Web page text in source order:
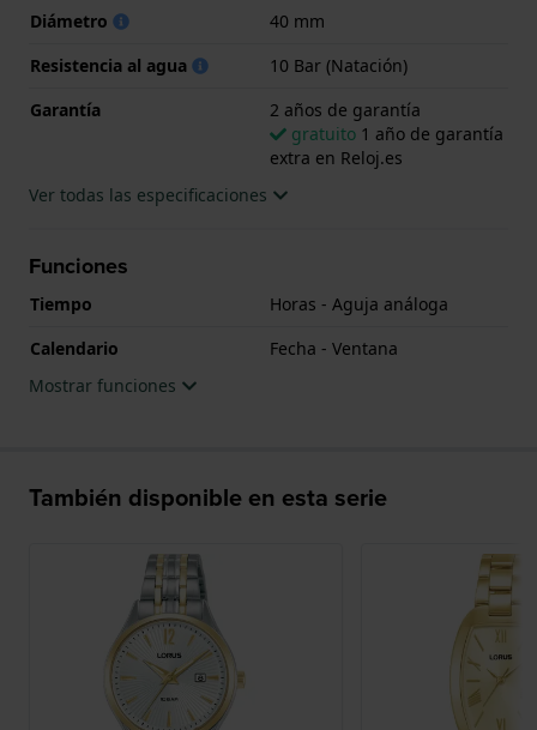
Diámetro
40 mm
Resistencia al agua
10 Bar (Natación)
Garantía
2 años de garantía
gratuito 1 año de garantía
extra en Reloj.es
Ver todas las especificaciones
Funciones
Tiempo
Horas - Aguja análoga
Calendario
Fecha - Ventana
Mostrar funciones
También disponible en esta serie